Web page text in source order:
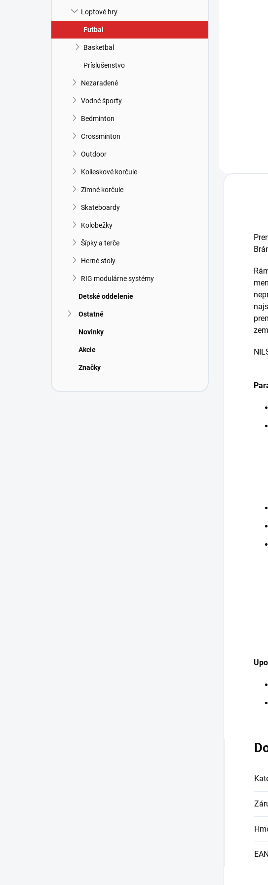
Loptové hry
Futbal
Basketbal
Príslušenstvo
Nezaradené
Vodné športy
Bedminton
Crossminton
Outdoor
Kolieskové korčule
Zimné korčule
Skateboardy
Kolobežky
Šípky a terče
Herné stoly
RIG modulárne systémy
Detské oddelenie
Ostatné
Novinky
Akcie
Značky
EAN